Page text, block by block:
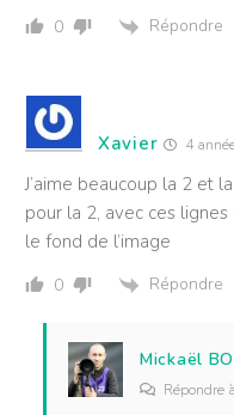
0 Répondre
Xavier 4
J’aime beaucoup la 2 et
pour la 2, avec ces
le fond de l’image
0 Répondre
Mickaël
Répondre à